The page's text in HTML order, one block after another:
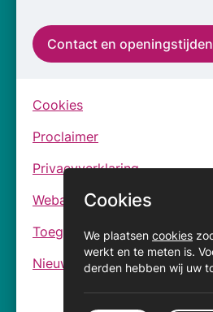
Contact en openingstijden
Cookies
Proclaimer
Privacyverklaring
Webarchief
Nieuwsbrief
Cookies
We plaatsen cookies
werkt en te meten is.
derden hebben wij uw